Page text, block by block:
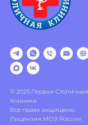
© 2025 Первая Столичная
Клиника
Все права защищены.
Лицензия МОЗ России: